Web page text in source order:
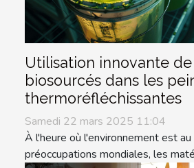
Utilisation innovante
biosourcés dans les
thermoréfléchissantes
Samedi 22 mars 2025 11:04
À l'heure où l'environnement est
préoccupations mondiales, les